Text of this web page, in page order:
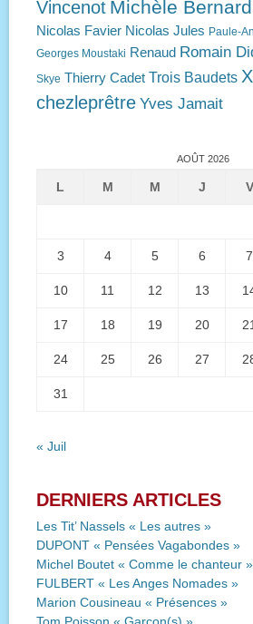
Vincenot Michèle Bernard
Nicolas Favier Nicolas Jules Paule-
Georges Moustaki Renaud Romain
Skye Thierry Cadet Trois Baudets
chezleprêtre Yves Jamait
AOÛT 2026
L M M J V
3 4 5 6 7
10 11 12 13
17 18 19 20 21
24 25 26 27
31
« Juil
DERNIERS ARTICLES
Les Tit’ Nassels « Les autres »
DUPONT « Pensées Vagabondes »
Michel Boutet « Comme le chanteur »
FULBERT « Les Anges Nomades »
Marion Cousineau « Présences »